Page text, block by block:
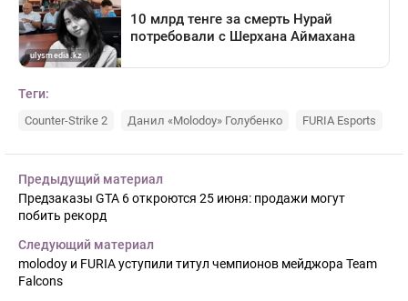
Теги:
Counter-Strike 2 Данил «Molodoy» Голубенко FURIA Esports
Предыдущий материал
Предзаказы GTA 6 откроются 25 июня: продажи могут
побить рекорд
Следующий материал
molodoy и FURIA уступили титул чемпионов мейджора Team
Falcons